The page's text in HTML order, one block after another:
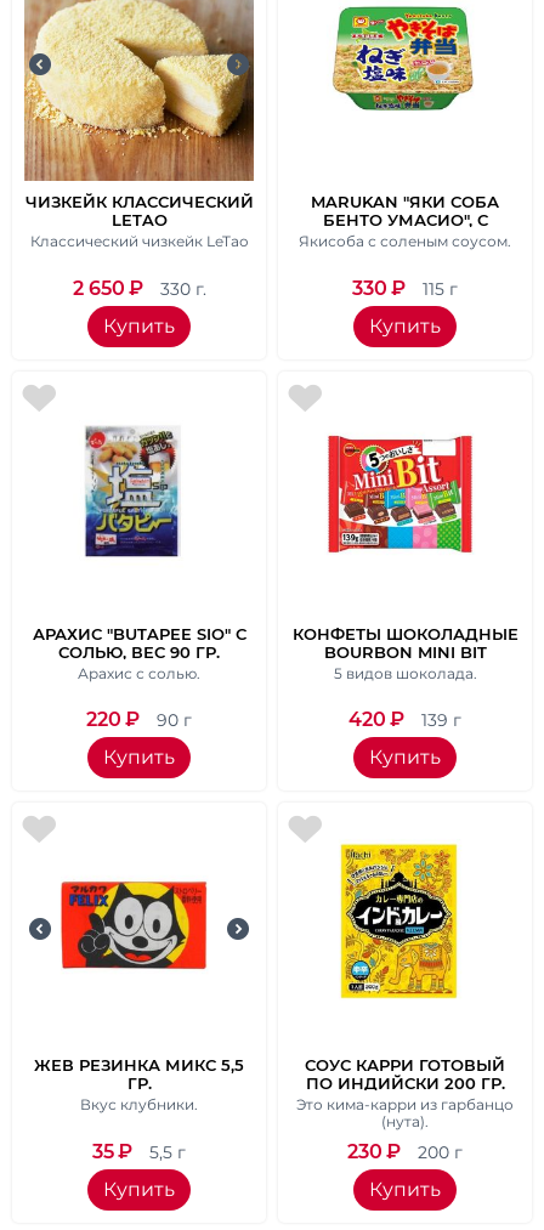
ЧИЗКЕЙК КЛАССИЧЕСКИЙ
LETAO
Классический чизкейк LeTao
2 650 ₽ 330 г.
Купить
MARUKAN "ЯКИ СОБА
БЕНТО УМАСИО", С
АРАМАТОМ СОЛЬЮ И
КИТАЙСКИМ СУПОМ. ВЕС
Якисоба с соленым соусом.
330 ₽ 115 г
Купить
АРАХИС "BUTAPEE SIO" С
СОЛЬЮ, ВЕС 90 ГР.
Арахис с солью.
220 ₽ 90 г
Купить
КОНФЕТЫ ШОКОЛАДНЫЕ
BOURBON MINI BIT
ASSORT 5 ВКУСОВ, 139 ГР.
5 видов шоколада.
420 ₽ 139 г
Купить
ЖЕВ РЕЗИНКА МИКС 5,5
ГР.
Вкус клубники.
35₽ 5,5 г
Купить
СОУС КАРРИ ГОТОВЫЙ
ПО ИНДИЙСКИ 200 ГР.
Это кима-карри из гарбанцо
(нута).
230 ₽ 200 г
Купить